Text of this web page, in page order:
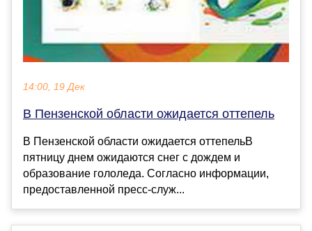
14:00, 19 Дек
В Пензенской области ожидается оттепель
В Пензенской области ожидается оттепельВ
пятницу днем ожидаются снег с дождем и
образование гололеда. Согласно информации,
предоставленной пресс-служ...